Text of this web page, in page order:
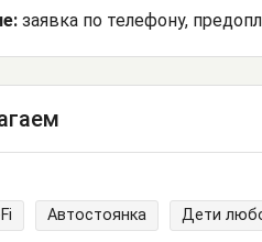
заявка по телефону,
Автостоянка Дети